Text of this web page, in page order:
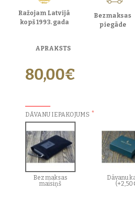
Ražojam Latvijā
kopš 1993. gada
Bezmaksas
piegāde
APRAKSTS
80,00€
DĀVANU IEPAKOJUMS
Bez maksas
maisiņš
Dāvanu